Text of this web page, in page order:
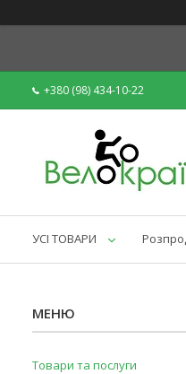
+380 (98) 434-10-22
УСІ ТОВАРИ
Товари та послуги